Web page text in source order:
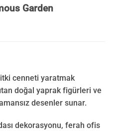
Garden
cenneti yaratmak
doğal yaprak figürleri ve
desenler sunar.
dekorasyonu, ferah ofis